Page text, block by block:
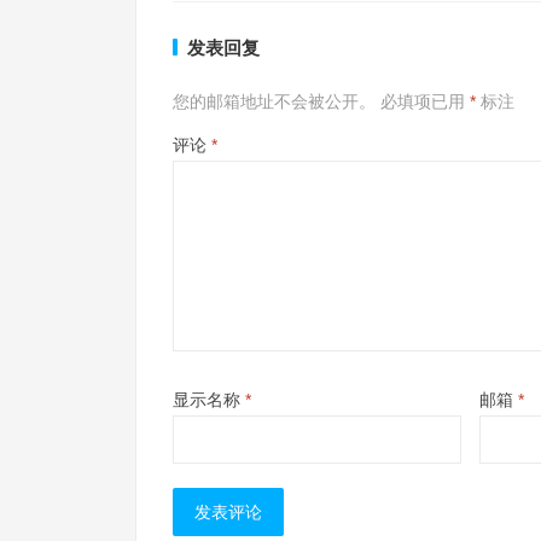
发表回复
您的邮箱地址不会被公开。 必填项已用 * 标注
评论 *
显示名称 * 邮箱 *